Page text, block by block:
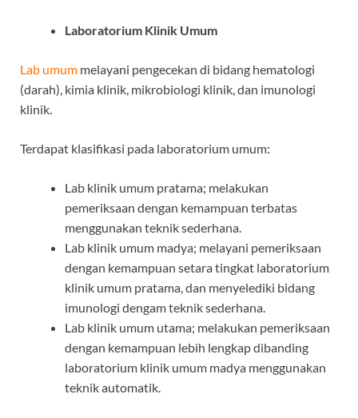
Laboratorium Klinik Umum
Lab umum melayani pengecekan di bidang hematologi
(darah), kimia klinik, mikrobiologi klinik, dan imunologi
klinik.
Terdapat klasifikasi pada laboratorium umum:
Lab klinik umum pratama; melakukan
pemeriksaan dengan kemampuan terbatas
menggunakan teknik sederhana.
Lab klinik umum madya; melayani pemeriksaan
dengan kemampuan setara tingkat laboratorium
klinik umum pratama, dan menyelediki bidang
imunologi dengam teknik sederhana.
Lab klinik umum utama; melakukan pemeriksaan
dengan kemampuan lebih lengkap dibanding
laboratorium klinik umum madya menggunakan
teknik automatik.